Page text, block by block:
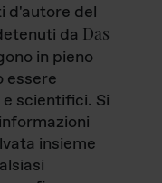
d'autore del
da Das
in pieno
essere
scientifici. Si
insieme